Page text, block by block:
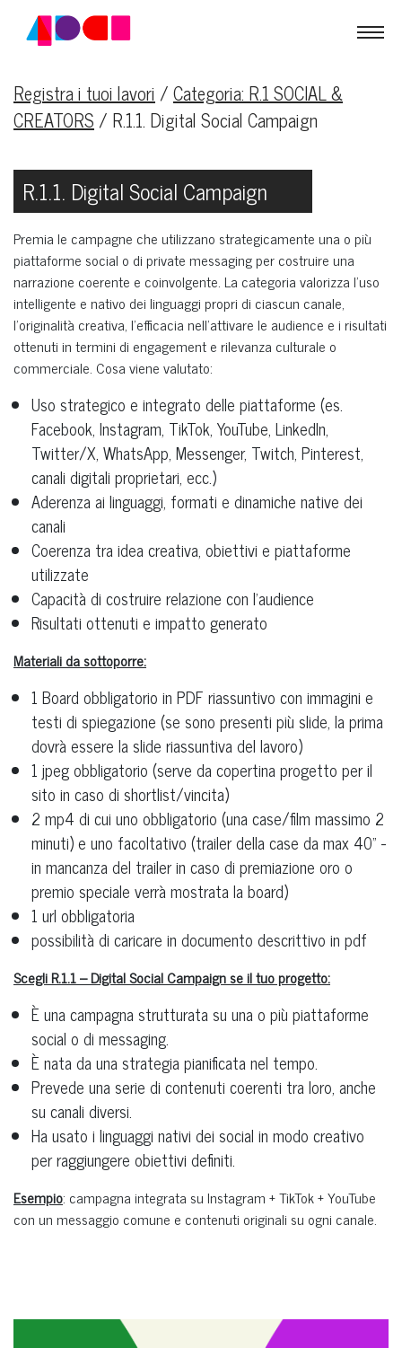
Registra i tuoi lavori /Categoria: R.1 SOCIAL &
CREATORS / R.1.1. Digital Social Campaign
R.1.1. Digital Social Campaign
Premia le campagne che utilizzano strategicamente una o più
piattaforme social o di private messaging per costruire una
narrazione coerente e coinvolgente. La categoria valorizza l’uso
intelligente e nativo dei linguaggi propri di ciascun canale,
l’originalità creativa, l’efficacia nell’attivare le audience e i risultati
ottenuti in termini di engagement e rilevanza culturale o
commerciale. Cosa viene valutato:
Uso strategico e integrato delle piattaforme (es.
Facebook, Instagram, TikTok, YouTube, LinkedIn,
Twitter/X, WhatsApp, Messenger, Twitch, Pinterest,
canali digitali proprietari, ecc.)
Aderenza ai linguaggi, formati e dinamiche native dei
canali
Coerenza tra idea creativa, obiettivi e piattaforme
utilizzate
Capacità di costruire relazione con l’audience
Risultati ottenuti e impatto generato
Materiali da sottoporre:
1 Board obbligatorio in PDF riassuntivo con immagini e
testi di spiegazione (se sono presenti più slide, la prima
dovrà essere la slide riassuntiva del lavoro)
1 jpeg obbligatorio (serve da copertina progetto per il
sito in caso di shortlist/vincita)
2 mp4 di cui uno obbligatorio (una case/film massimo 2
minuti) e uno facoltativo (trailer della case da max 40" -
in mancanza del trailer in caso di premiazione oro o
premio speciale verrà mostrata la board)
1 url obbligatoria
possibilità di caricare in documento descrittivo in pdf
Scegli R.1.1 – Digital Social Campaign se il tuo progetto:
È una campagna strutturata su una o più piattaforme
social o di messaging.
È nata da una strategia pianificata nel tempo.
Prevede una serie di contenuti coerenti tra loro, anche
su canali diversi.
Ha usato i linguaggi nativi dei social in modo creativo
per raggiungere obiettivi definiti.
Esempio: campagna integrata su Instagram + TikTok + YouTube
con un messaggio comune e contenuti originali su ogni canale.